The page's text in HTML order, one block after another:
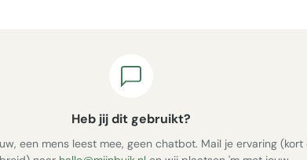
Heb jij dit gebruikt?
een mens leest mee, geen chatbot. Mail je ervaring (kort